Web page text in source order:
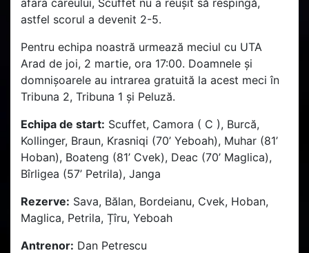
astfel scorul a devenit 2-5.
Pentru echipa noastră urmează meciul cu UTA
Arad de joi, 2 martie, ora 17:00. Doamnele și
domnișoarele au intrarea gratuită la acest meci în
Tribuna 2, Tribuna 1 și Peluză.
Echipa de start: Scuffet, Camora ( C ), Burcă,
Kollinger, Braun, Krasniqi (70’ Yeboah), Muhar (81’
Hoban), Boateng (81’ Cvek), Deac (70’ Maglica),
Bîrligea (57’ Petrila), Janga
Rezerve: Sava, Bălan, Bordeianu, Cvek, Hoban,
Maglica, Petrila, Țîru, Yeboah
Antrenor: Dan Petrescu